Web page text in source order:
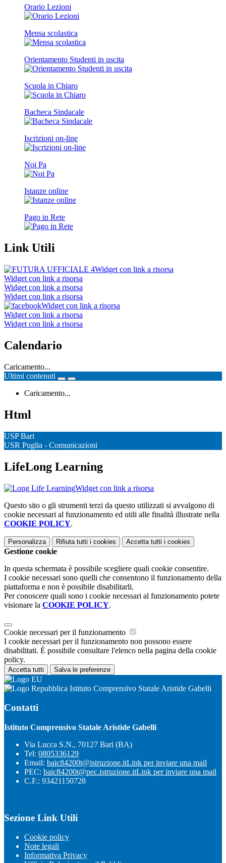
Orario Lezioni
Mensa scolastica
Orientamento Studenti in uscita
Scuola in Chiaro
Bacheca Sindacale
Iscrizioni on-line
Noi Pa
Istanze online
Pago in Rete
Link Utili
Widget con link a risorsa
Widget con link a risorsa
Widget con link a risorsa
Widget con link a risorsa
Widget con link a risorsa
Widget con link a risorsa
Widget con link a risorsa
Calendario
Caricamento...
Ultimi contenuti
Caricamento...
Html
USP Bari
USR Puglia - Comunicazioni
LifeLong Learning
Widget con link a risorsa
Questo sito o gli strumenti terzi da questo utilizzati si avvalgono di
cookie necessari al funzionamento ed utili alle finalità illustrate nella
COOKIE POLICY.
Personalizza Rifiuta tutti i cookies Accetta tutti i cookies
Gestione cookie
In questa schermata è possibile scegliere quali cookie consentire.
I cookie necessari sono quelli che consentono il funzionamento della
piattaforma e non è possibile disabilitarli.
Per conoscere quali sono i cookie necessari al funzionamento potete
visionare la COOKIE POLICY.
Cookie necessari per il funzionamento
I cookie necessari per il funzionamento non possono essere
disabilitati. È possibile consultare l'elenco nella pagina della cookie
policy.
Accetta tutti Salva le preferenze
Istituto Comprensivo Statale Aristide Gabelli
Contatti
Istituto Comprensivo Statale Aristide Gabelli
Via Lucca S.N., 70127 Bari (BA)
Tel: 0805336129
Email: baic84200t@istruzione.itLink per inviare una mail
PEC: baic84200t@pec.istruzione.itLink per inviare una mail
C.F.: 93421150728
Sezione Link Utili
Cookie policy
Note legali
Informativa Privacy